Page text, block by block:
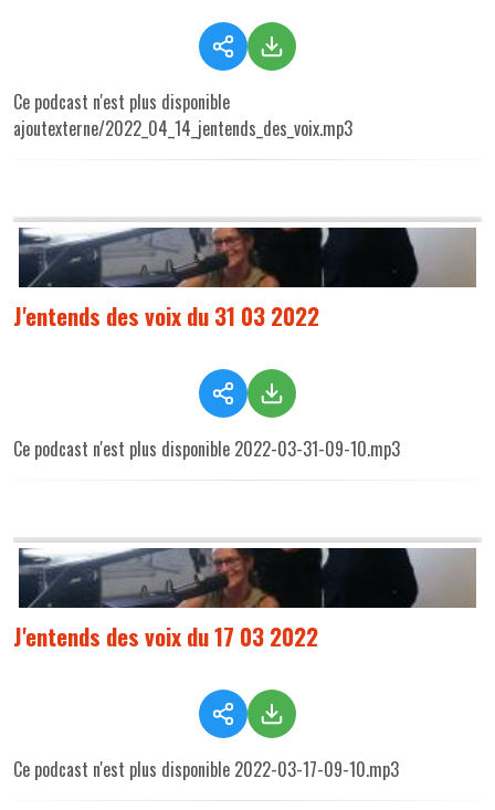
Ce podcast n'est plus disponible
ajoutexterne/2022_04_14_jentends_des_voix.mp3
J'entends des voix du 31 03 2022
Ce podcast n'est plus disponible 2022-03-31-09-10.mp3
J'entends des voix du 17 03 2022
Ce podcast n'est plus disponible 2022-03-17-09-10.mp3